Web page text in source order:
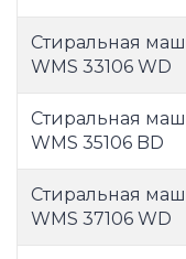
Стиральная
WMS 33106 WD
Стиральная
WMS 35106 BD
Стиральная
WMS 37106 WD